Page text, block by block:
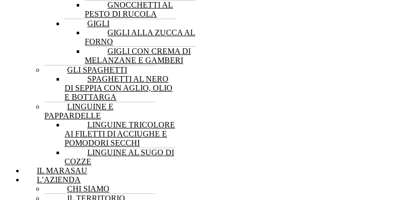
GNOCCHETTI AL
PESTO DI RUCOLA
GIGLI
GIGLI ALLA ZUCCA AL
FORNO
GIGLI CON CREMA DI
MELANZANE E GAMBERI
GLI SPAGHETTI
SPAGHETTI AL NERO
DI SEPPIA CON AGLIO, OLIO
E BOTTARGA
LINGUINE E
PAPPARDELLE
LINGUINE TRICOLORE
AI FILETTI DI ACCIUGHE E
POMODORI SECCHI
LINGUINE AL SUGO DI
COZZE
IL MARASAU
L’AZIENDA
CHI SIAMO
IL TERRITORIO